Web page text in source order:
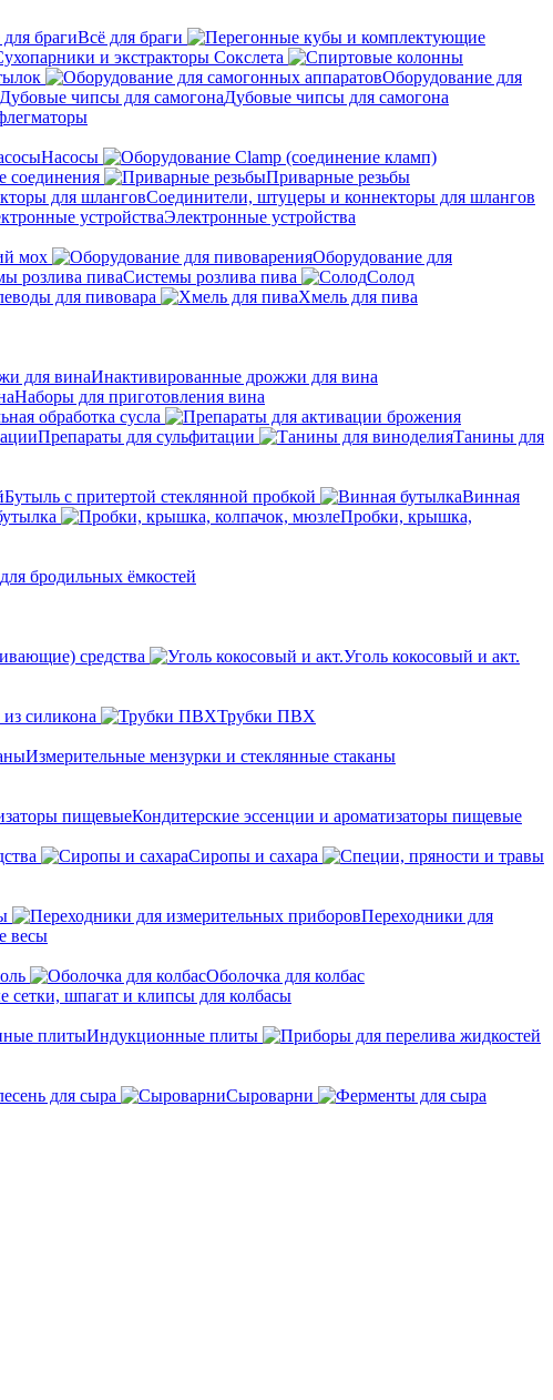
Всё для браги
и экстракторы Сокслета
Оборудование для
Дубовые чипсы для самогона
Насосы
соединения
Приварные резьбы
Соединители, штуцеры и коннекторы для шлангов
Электронные устройства
мох
Оборудование для
Системы розлива пива
Солод
для пивовара
Хмель для пива
Инактивированные дрожжи для вина
Наборы для приготовления вина
обработка сусла
Препараты для сульфитации
Танины для
Бутыль с притертой стеклянной пробкой
Винная
Пробки, крышка,
бродильных ёмкостей
средства
Уголь кокосовый и акт.
силикона
Трубки ПВХ
Измерительные мензурки и стеклянные стаканы
Кондитерские эссенции и ароматизаторы пищевые
Сиропы и сахара
Переходники для
весы
Оболочка для колбас
сетки, шпагат и клипсы для колбасы
Индукционные плиты
для сыра
Сыроварни